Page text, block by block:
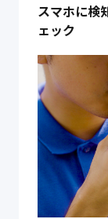
スマホに検
ェック